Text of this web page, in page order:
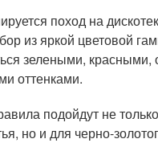
поход на
из яркой цветовой
зелеными,
оттенками.
подойдут не
но и для черно-